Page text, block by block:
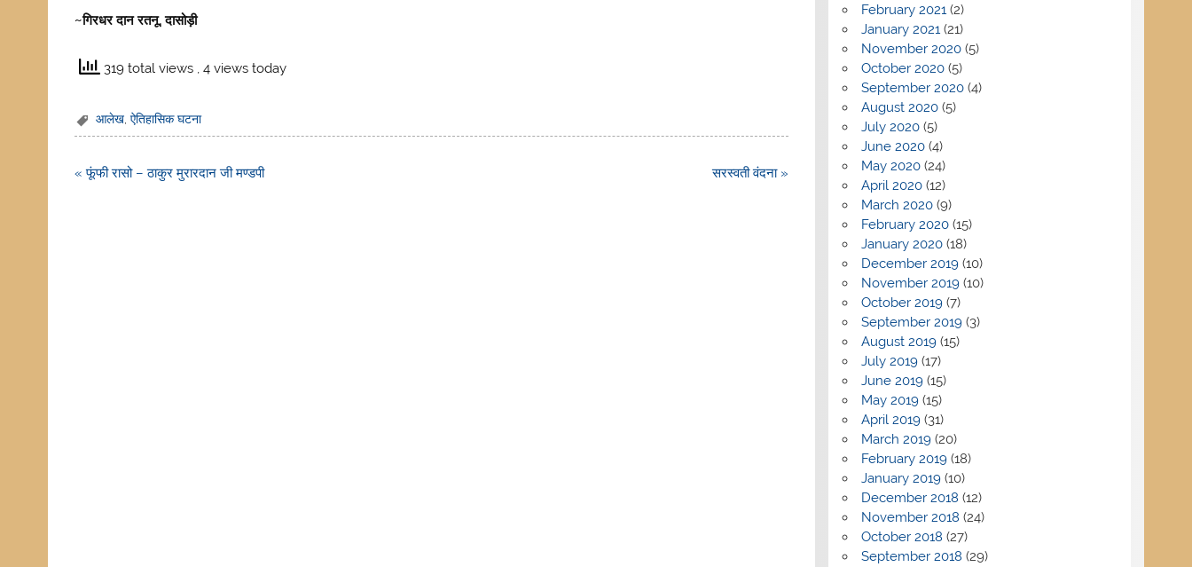
~गिरधर दान रतनू, दासोड़ी
319 total views , 4 views today
आलेख ,ऐतिहासिक घटना
Post
« फूंफी रासो – ठाकुर मुरारदान जी मण्डपी सरस्वती वंदना »
February 2021(2)
January 2021(21)
November 2020(5)
October 2020(5)
September 2020(4)
August 2020(5)
July 2020(5)
June 2020(4)
May 2020(24)
April 2020(12)
March 2020(9)
February 2020(15)
January 2020(18)
December 2019(10)
November 2019(10)
October 2019(7)
September 2019(3)
August 2019(15)
July 2019(17)
June 2019(15)
May 2019(15)
April 2019(31)
March 2019(20)
February 2019(18)
January 2019(10)
December 2018 (12)
November 2018 (24)
October 2018 (27)
September 2018 (29)